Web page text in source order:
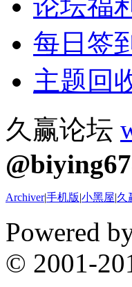
每日签
主题回
久赢论坛
Archiver|手机版|小黑屋|久
Powered
© 2001-